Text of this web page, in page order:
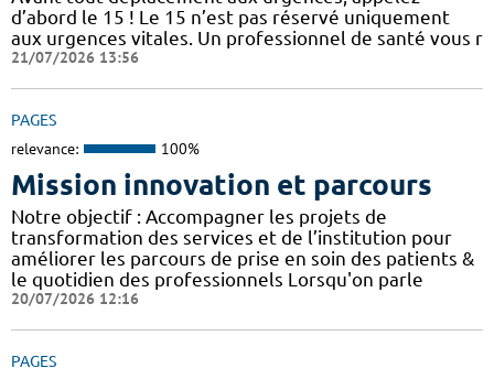
d’abord le 15 ! Le 15 n’est pas réservé uniquement
aux urgences vitales. Un professionnel de santé vous r
21/07/2026 13:56
PAGES
relevance: 100%
Mission innovation et parcours
Notre objectif : Accompagner les projets de
transformation des services et de l’institution pour
améliorer les parcours de prise en soin des patients &
le quotidien des professionnels Lorsqu'on parle
20/07/2026 12:16
PAGES